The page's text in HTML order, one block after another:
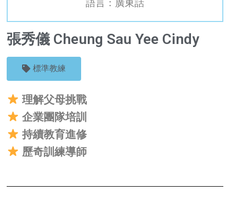
語言：廣東話
張秀儀 Cheung Sau Yee Cindy
標準教練
理解父母挑戰
企業團隊培訓
持續教育進修
歷奇訓練導師